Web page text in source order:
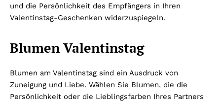
und die Persönlichkeit des Empfängers in Ihren
Valentinstag-Geschenken widerzuspiegeln.
Blumen Valentinstag
Blumen am Valentinstag sind ein Ausdruck von
Zuneigung und Liebe. Wählen Sie Blumen, die die
Persönlichkeit oder die Lieblingsfarben Ihres Partners